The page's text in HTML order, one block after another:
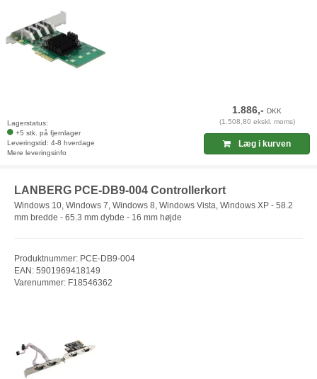
Lagerstatus:
+5 stk. på fjernlager
Leveringstid: 4-8 hverdage
Mere leveringsinfo
1.886,-DKK
(1.508,80 ekskl. moms)
Læg i kurven
LANBERG PCE-DB9-004 Controllerkort
Windows 10, Windows 7, Windows 8, Windows Vista, Windows XP - 58.2
mm bredde - 65.3 mm dybde - 16 mm højde
Produktnummer: PCE-DB9-004
EAN: 5901969418149
Varenummer: F18546362